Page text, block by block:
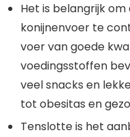
Het is belangrijk
konijnenvoer te
voer van goede
voedingsstoffen
veel snacks en
tot obesitas en
Tenslotte is het